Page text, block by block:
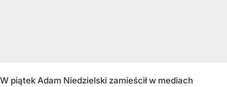
W piątek Adam Niedzielski zamieścił w mediach